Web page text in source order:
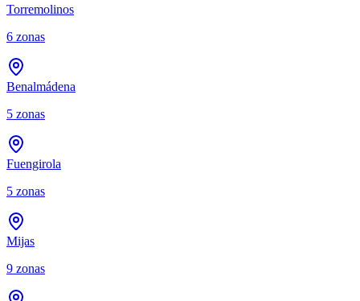
Torremolinos
6 zonas
Benalmádena
5 zonas
Fuengirola
5 zonas
Mijas
9 zonas